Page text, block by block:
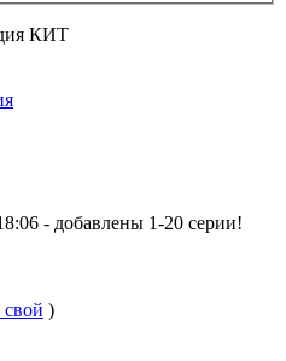
КИТ
- добавлены 1-20 серии!
свой )